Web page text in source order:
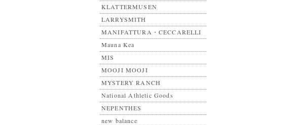
KLATTERMUSEN
LARRYSMITH
MANIFATTURA・CECCARELLI
Mauna Kea
MIS
MOOJI MOOJI
MYSTERY RANCH
National Athletic Goods
NEPENTHES
new balance